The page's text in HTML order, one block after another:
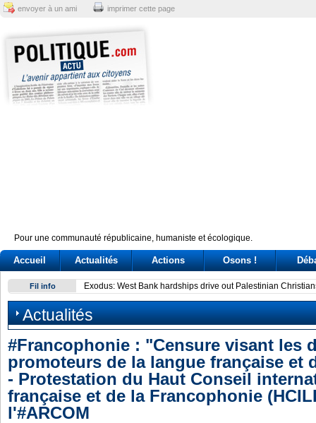
envoyer à un ami imprimer cette page
Pour une communauté républicaine, humaniste et écologique.
Accueil Actualités Actions Osons !
Fil info Exodus: West Bank hardships drive out Palestinian
Actualités
#Francophonie : "Censure visant les
promoteurs de la langue française et
- Protestation du Haut Conseil
française et de la Francophonie
l'#ARCOM